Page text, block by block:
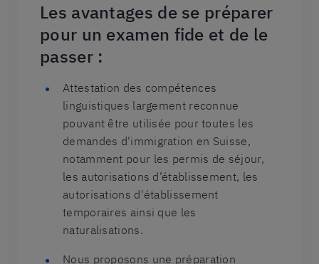
Les avantages de se préparer
pour un examen fide et de le
passer :
Attestation des compétences
linguistiques largement reconnue
pouvant être utilisée pour toutes les
demandes d'immigration en Suisse,
notamment pour les permis de séjour,
les autorisations d’établissement, les
autorisations d'établissement
temporaires ainsi que les
naturalisations.
Nous proposons une préparation